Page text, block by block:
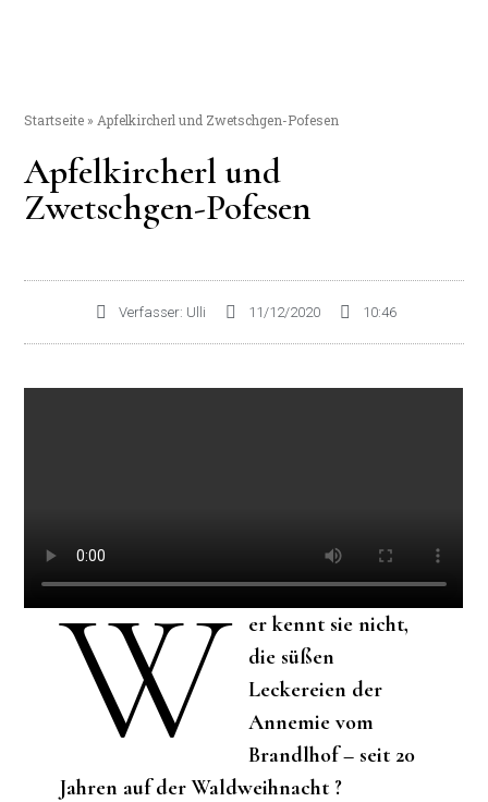
Startseite » Apfelkircherl und Zwetschgen-Pofesen
Apfelkircherl und
Zwetschgen-Pofesen
Verfasser: Ulli 11/12/2020 10:46
W
er kennt sie nicht,
die süßen
Leckereien der
Annemie vom
Brandlhof – seit 20
Jahren auf der Waldweihnacht ?